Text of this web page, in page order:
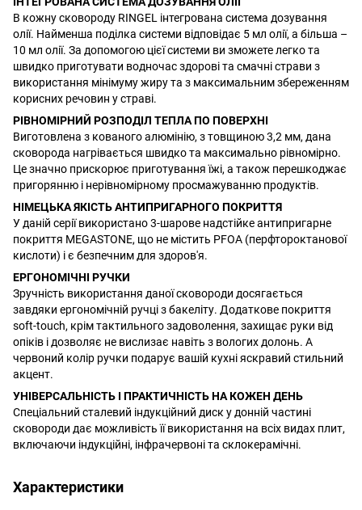
В кожну сковороду RINGEL інтегрована система дозування
олії. Найменша поділка системи відповідає 5 мл олії, а більша –
10 мл олії. За допомогою цієї системи ви зможете легко та
швидко приготувати водночас здорові та смачні страви з
використання мінімуму жиру та з максимальним збереженням
корисних речовин у страві.
РІВНОМІРНИЙ РОЗПОДІЛ ТЕПЛА ПО ПОВЕРХНІ
Виготовлена з кованого алюмінію, з товщиною 3,2 мм, дана
сковорода нагрівається швидко та максимально рівномірно.
Це значно прискорює приготування їжі, а також перешкоджає
пригорянню і нерівномірному просмажуванню продуктів.
НІМЕЦЬКА ЯКІСТЬ АНТИПРИГАРНОГО ПОКРИТТЯ
У даній серії використано 3-шарове надстійке антипригарне
покриття MEGASTONE, що не містить PFOA (перфтороктанової
кислоти) і є безпечним для здоров'я.
ЕРГОНОМІЧНІ РУЧКИ
Зручність використання даної сковороди досягається
завдяки ергономічній ручці з бакеліту. Додаткове покриття
soft-touch, крім тактильного задоволення, захищає руки від
опіків і дозволяє не вислизає навіть з вологих долонь. А
червоний колір ручки подарує вашій кухні яскравий стильний
акцент.
УНІВЕРСАЛЬНІСТЬ І ПРАКТИЧНІСТЬ НА КОЖЕН ДЕНЬ
Спеціальний сталевий індукційний диск у донній частині
сковороди дає можливість її використання на всіх видах плит,
включаючи індукційні, інфрачервоні та склокерамічні.
Характеристики